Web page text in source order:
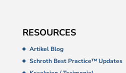
RESOURCES
Artikel Blog
Schroth Best Practice™ Updates